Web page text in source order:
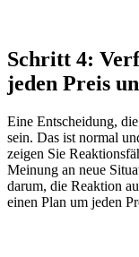
Schritt 4:
jeden Preis
Eine Entscheidung,
sein. Das ist normal
zeigen Sie
Meinung an neue
darum, die Reaktion
einen Plan um jeden